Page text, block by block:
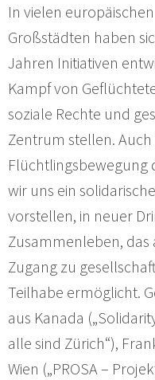
In vielen
Großstädten haben
Jahren Initiativen
Kampf von
soziale Rechte und
Zentrum stellen. Auch
Flüchtlingsbewegung
wir uns ein
vorstellen, in neuer
Zusammenleben,
Zugang zu
Teilhabe ermöglicht.
aus Kanada
alle sind Zürich“),
Wien („PROSA –